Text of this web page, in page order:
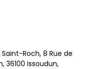
Roch, 8 Rue de
36100 Issoudun,